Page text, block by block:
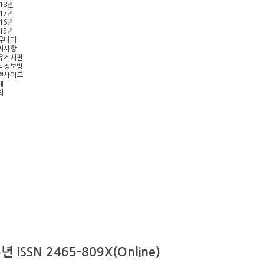
년
년
년
년
니티
사항
게시판
정보방
사이트
ISSN 2465-809X(Online)